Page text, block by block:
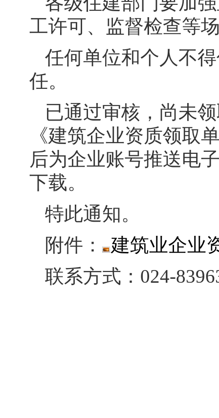
工许可、监督检查等
任何单位和个人不
任。
已通过审核，尚未
《建筑企业资质领取
后为企业账号推送电
下载。
特此通知。
附件：
建筑业企业
联系方式：024-